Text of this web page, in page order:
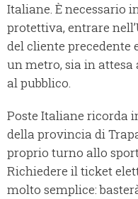
Italiane. È necessario
protettiva, entrare
del cliente precedente
un metro, sia in attesa
al pubblico.
Poste Italiane ricorda
della provincia di
proprio turno allo
Richiedere il ticket
molto semplice: